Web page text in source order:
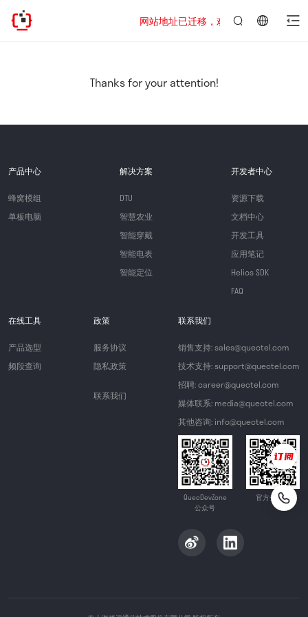
网站地址已迁移，欢迎访问新址：
Thanks for your attention!
产品中心
蜂窝模组
单板电脑
解决方案
DTU
智慧农业
智能穿戴
智能电表
智能定位
开发者中心
资源下载
文档中心
开发工具
应用笔记
Helios SDK
FAQ
在线工具
产品选型
频段查询
政策
服务协议
隐私政策
联系我们
联系我们
销售支持: sales@quectel.com
技术支持: support@quectel.com
招聘: career@quectel.com
媒体联系: media@quectel.com
其他咨询: info@quectel.com
QuecDevZone
公众号
官方公众号